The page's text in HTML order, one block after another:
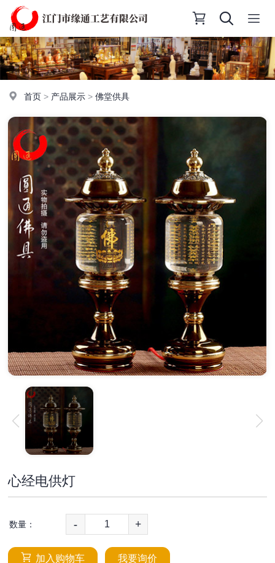
首页 > 产品展示 >佛堂供具
心经电供灯
数量： - +
加入购物车 我要询价